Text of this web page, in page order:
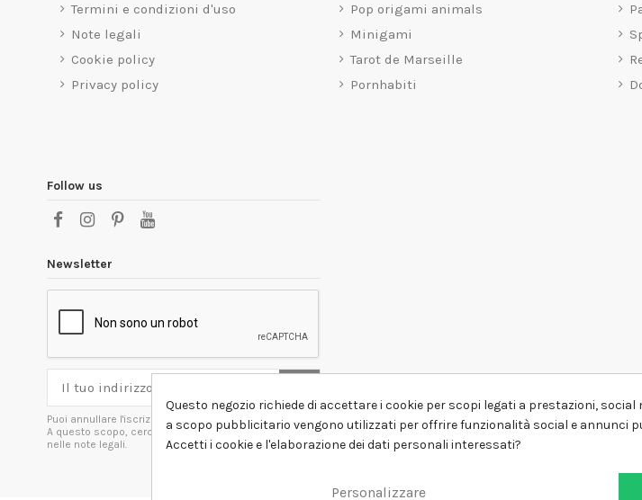
Termini e condizioni d'uso
Note legali
Cookie policy
Privacy policy
Pop origami animals
Minigami
Tarot de Marseille
Pornhabiti
Follow us
Newsletter
Puoi annullare l'iscrizione in ogni momenti.
A questo scopo, cerca le info di contatto
nelle note legali.
Questo negozio richiede di accettare i cookie per scopi legati a prestazioni,
a scopo pubblicitario vengono utilizzati per offrire funzionalità social e annunci
Accetti i cookie e l'elaborazione dei dati personali interessati?
Personalizzare